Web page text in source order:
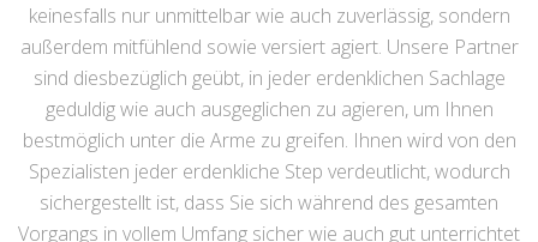
keinesfalls nur unmittelbar wie auch zuverlässig, sondern
außerdem mitfühlend sowie versiert agiert. Unsere Partner
sind diesbezüglich geübt, in jeder erdenklichen Sachlage
geduldig wie auch ausgeglichen zu agieren, um Ihnen
bestmöglich unter die Arme zu greifen. Ihnen wird von den
Spezialisten jeder erdenkliche Step verdeutlicht, wodurch
sichergestellt ist, dass Sie sich während des gesamten
Vorgangs in vollem Umfang sicher wie auch gut unterrichtet